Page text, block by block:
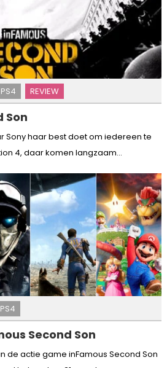
PS4 REVIEW
Son
Sony haar best doet om iedereen te
4, daar komen langzaam...
PS4
Second Son
de actie game inFamous Second Son